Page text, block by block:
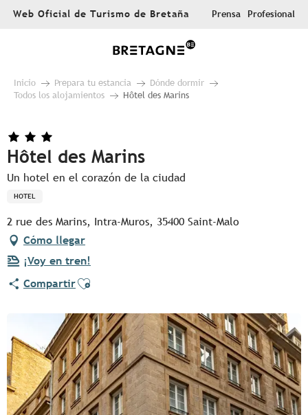
AllerWeb Oficial de Turismo de Bretaña Prensa Profesional
Inicio Prepara tu estancia
Dónde dormir
Todos los alojamientos
Hôtel des Marins
Hôtel des Marins
Un hotel en el corazón de la ciudad
HOTEL
2 rue des Marins, Intra-Muros, 35400 Saint-Malo
Cómo llegar
¡Voy en tren!
CompartirAjouter aux favoris